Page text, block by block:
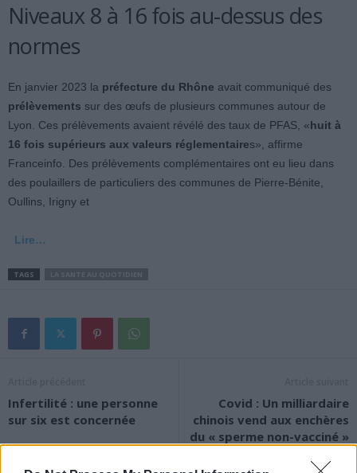
Niveaux 8 à 16 fois au-dessus des
normes
En janvier 2023 la préfecture du Rhône avait communiqué des
prélèvements sur des œufs de plusieurs communes autour de
Lyon. Ces prélèvements avaient révélé des taux de PFAS, «huit à
16 fois supérieurs aux valeurs réglementaires», affirme
Franceinfo. Des prélèvements complémentaires ont eu lieu dans
des poulaillers de particuliers des communes de Pierre-Bénite,
Oullins, Irigny et
Lire…
TAGS
Infertilité : une personne
sur six est concernée
Covid : Un milliardaire
chinois vend aux enchères
du « sperme non-vacciné »